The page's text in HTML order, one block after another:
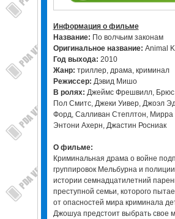
Информация о фильме
Название: По волчьим законам
Оригинальное название: Animal
Год выхода: 2010
Жанр: триллер, драма, криминал
Режисcер: Дэвид Мишо
В ролях: Джеймс Фрешвилл, Брюс
Пол Смитс, Джеки Уивер, Джоэл
Форд, Салливан Степлтон, Мирра
Энтони Ахерн, Джастин Росниак
О фильме:
Криминальная драма о войне
группировок Мельбурна и
истории семнадцатилетний
преступной семьи, которого
от опасностей мира криминала
Джошуа предстоит выбрать свое